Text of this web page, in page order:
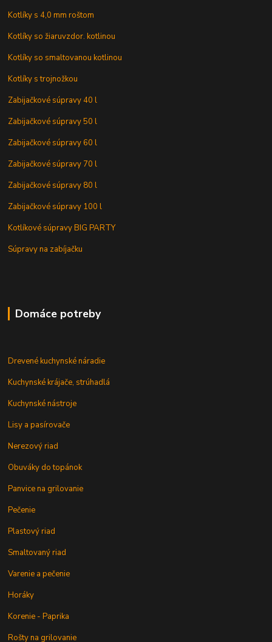
Kotlíky s 4,0 mm roštom
Kotlíky so žiaruvzdor. kotlinou
Kotlíky so smaltovanou kotlinou
Kotlíky s trojnožkou
Zabijačkové súpravy 40 l
Zabijačkové súpravy 50 l
Zabijačkové súpravy 60 l
Zabijačkové súpravy 70 l
Zabijačkové súpravy 80 l
Zabijačkové súpravy 100 l
Kotlíkové súpravy BIG PARTY
Súpravy na zabíjačku
Domáce potreby
Drevené kuchynské náradie
Kuchynské krájače, strúhadlá
Kuchynské nástroje
Lisy a pasírovače
Nerezový riad
Obuváky do topánok
Panvice na grilovanie
Pečenie
Plastový riad
Smaltovaný riad
Varenie a pečenie
Horáky
Korenie - Paprika
Rošty na grilovanie